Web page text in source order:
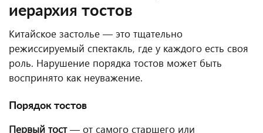
иерархия тостов
Китайское застолье — это тщательно
режиссируемый спектакль, где у каждого есть своя
роль. Нарушение порядка тостов может быть
воспринято как неуважение.
Порядок тостов
Первый тост— от самого старшего или